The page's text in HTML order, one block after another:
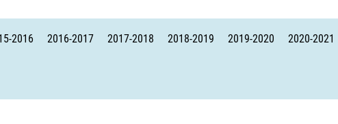
2016 2016-2017 2017-2018 2018-2019 2019-2020 2020-2021